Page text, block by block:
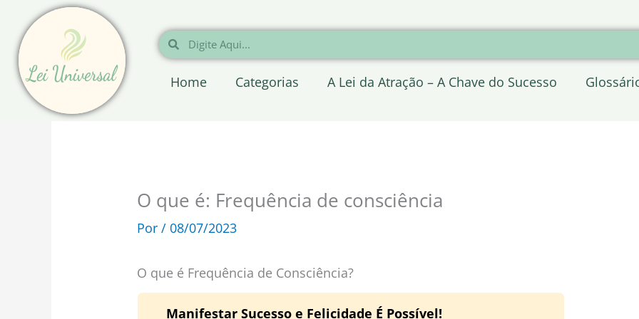
para
conteúdo
Pesquisar
Pesquisar
Home Categorias A Lei da Atração – A Chave do Sucesso
O que é: Frequência de consciência
Por/ 08/07/2023
O que é Frequência de Consciência?
Manifestar Sucesso e Felicidade É Possível!